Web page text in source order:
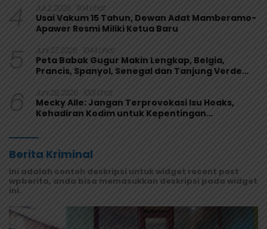
4 Juli 2, 2026 1104 Lihat
Usai Vakum 15 Tahun, Dewan Adat Mamberamo-
Apawer Resmi Miliki Ketua Baru
5 Juni 27, 2026 1044 Lihat
Peta Babak Gugur Makin Lengkap, Belgia,
Prancis, Spanyol, Senegal dan Tanjung Verde
6 Juni 29, 2026 1001 Lihat
Mecky Alle: Jangan Terprovokasi Isu Hoaks,
Kehadiran Kodim untuk Kepentingan
Berita Kriminal
Ini adalah contoh deskripsi untuk widget recent post
wpberita, anda bisa memasukkan deskripsi pada widget
ini.